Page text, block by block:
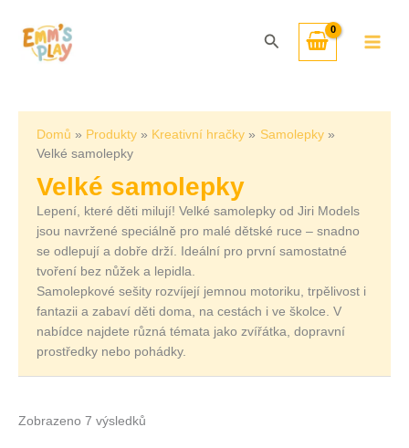
obsah
Hledat
Domů Produkty Kreativní hračky
Samolepky
Velké samolepky
Velké samolepky
Lepení, které děti milují! Velké samolepky od Jiri Models
jsou navržené speciálně pro malé dětské ruce – snadno
se odlepují a dobře drží. Ideální pro první samostatné
tvoření bez nůžek a lepidla.
Samolepkové sešity rozvíjejí jemnou motoriku, trpělivost i
fantazii a zabaví děti doma, na cestách i ve školce. V
nabídce najdete různá témata jako zvířátka, dopravní
prostředky nebo pohádky.
Zobrazeno 7 výsledků